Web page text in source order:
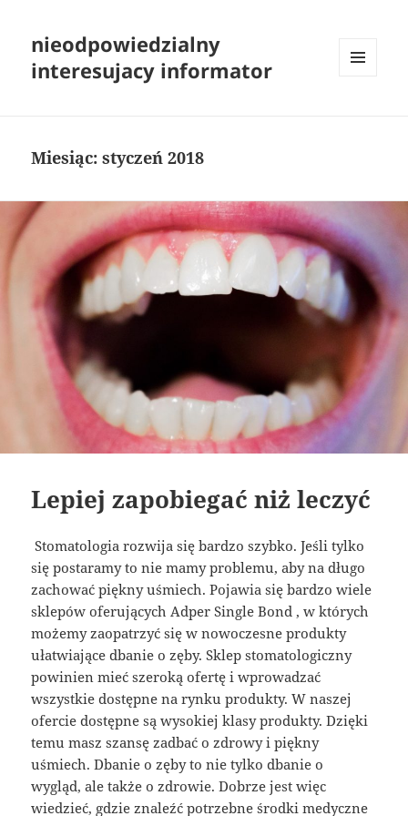
nieodpowiedzialny
interesujacy informator
Miesiąc:styczeń 2018
Lepiej zapobiegać niż leczyć
Stomatologia rozwija się bardzo szybko. Jeśli tylko
się postaramy to nie mamy problemu, aby na długo
zachować piękny uśmiech. Pojawia się bardzo wiele
sklepów oferujących Adper Single Bond , w których
możemy zaopatrzyć się w nowoczesne produkty
ułatwiające dbanie o zęby. Sklep stomatologiczny
powinien mieć szeroką ofertę i wprowadzać
wszystkie dostępne na rynku produkty. W naszej
ofercie dostępne są wysokiej klasy produkty. Dzięki
temu masz szansę zadbać o zdrowy i piękny
uśmiech. Dbanie o zęby to nie tylko dbanie o
wygląd, ale także o zdrowie. Dobrze jest więc
wiedzieć, gdzie znaleźć potrzebne środki medyczne